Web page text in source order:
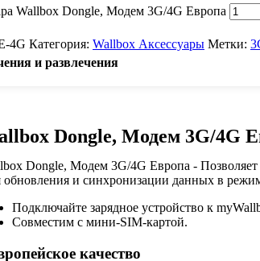
и развлечения
Wallbox Dongle, Модем 3G/4G Европа
4G Категория: Wallbox Аксессуары Метки:
Dongle, Модем 3G/4G
Dongle, Модем 3G/4G Европа - Позволяет
обновления и синхронизации данных в
Подключайте зарядное устройство к
Совместим с мини-SIM-картой.
качество